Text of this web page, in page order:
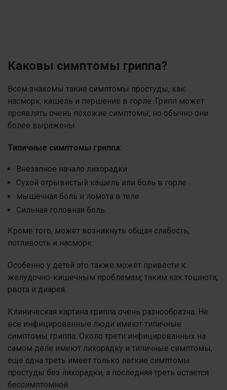
Каковы симптомы гриппа?
Всем знакомы такие симптомы простуды, как
насморк, кашель и першение в горле. Грипп может
проявлять очень похожие симптомы, но обычно они
более выражены.
Типичные симптомы гриппа:
Внезапное начало лихорадки
Сухой отрывистый кашель или боль в горле
мышечная боль и ломота в теле
Сильная головная боль.
Кроме того, может возникнуть общая слабость,
потливость и насморк.
Особенно у детей это также может привести к
желудочно-кишечным проблемам, таким как тошнота,
рвота и диарея.
Клиническая картина гриппа очень разнообразна. Не
все инфицированные люди имеют типичные
симптомы гриппа. Около трети инфицированных на
самом деле имеют лихорадку и типичные симптомы,
еще одна треть имеет только легкие симптомы
простуды без лихорадки, а последняя треть остается
бессимптомной.